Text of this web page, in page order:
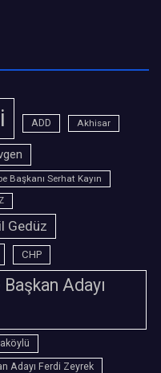
ADD Akhisar
Başkanı Serhat Kayın
Gedüz
CHP
Adayı
Adayı Ferdi Zeyrek